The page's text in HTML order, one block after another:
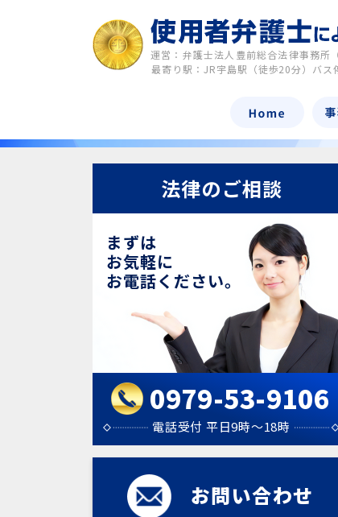
運営：弁護士法人豊前総合法律事務所
最寄り駅：JR宇島駅（徒歩20分）バ
法律のご相談
まずは
お気軽に
お電話ください。
0979-53-9106
電話受付 平日9時～18時
お問い合わせ
お問い合わせ